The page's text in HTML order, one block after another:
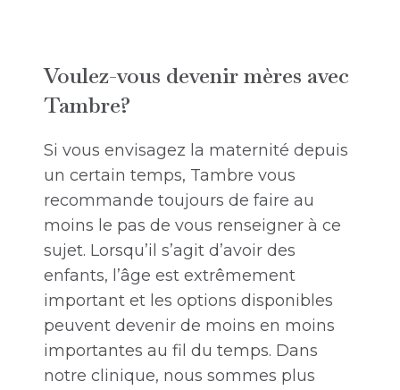
Voulez-vous devenir mères avec
Tambre?
Si vous envisagez la maternité depuis
un certain temps, Tambre vous
recommande toujours de faire au
moins le pas de vous renseigner à ce
sujet. Lorsqu’il s’agit d’avoir des
enfants, l’âge est extrêmement
important et les options disponibles
peuvent devenir de moins en moins
importantes au fil du temps. Dans
notre clinique, nous sommes plus